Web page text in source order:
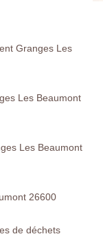
Granges Les
Les Beaumont
Les Beaumont
26600
de déchets